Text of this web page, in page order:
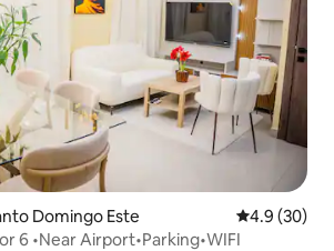
Domingo Este Calificación
4.9 (30)
6 •Near Airport•Parking•WIFI